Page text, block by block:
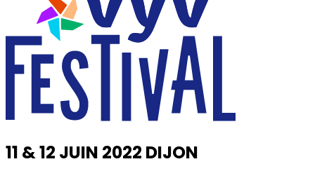
11 & 12 JUIN 2022 DIJON